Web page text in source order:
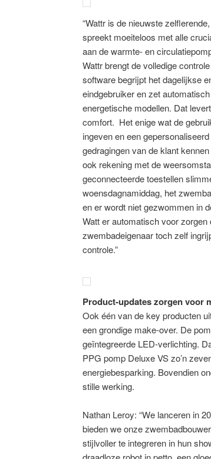
“Wattr is de nieuwste
spreekt moeiteloos met alle
aan de warmte- en
Wattr brengt de volledige
software begrijpt het dagelijkse
eindgebruiker en zet
energetische modellen. Dat
comfort. Het enige wat de
ingeven en een
gedragingen van de klant
ook rekening met de
geconnecteerde toestellen
woensdagnamiddag, het
en er wordt niet gezwommen in
Watt er automatisch voor
zwembadeigenaar toch zelf
controle.”
Product-updates zorgen voor
Ook één van de key producten
een grondige make-over. De
geïntegreerde LED-verlichting.
PPG pomp Deluxe VS zo’n
energiebesparking. Bovendien
stille werking.
Nathan Leroy: “We lanceren in
bieden we onze
stijlvoller te integreren in hun